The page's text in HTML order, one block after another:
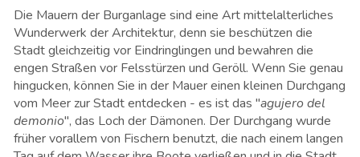
Die Mauern der Burganlage sind eine Art mittelalterliches
Wunderwerk der Architektur, denn sie beschützen die
Stadt gleichzeitig vor Eindringlingen und bewahren die
engen Straßen vor Felsstürzen und Geröll. Wenn Sie genau
hingucken, können Sie in der Mauer einen kleinen Durchgang
vom Meer zur Stadt entdecken - es ist das "agujero del
demonio", das Loch der Dämonen. Der Durchgang wurde
früher vorallem von Fischern benutzt, die nach einem langen